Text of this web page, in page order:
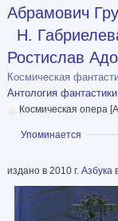
Абрамович
Н.
Ростислав
Космическая
Антология фантастики
Космическая опера
Показать
Упоминается
издано в 2010 г. Азбука